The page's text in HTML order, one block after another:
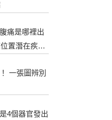
痛是哪裡出
置潛在疾病
一張圖辨別
4個器官發出